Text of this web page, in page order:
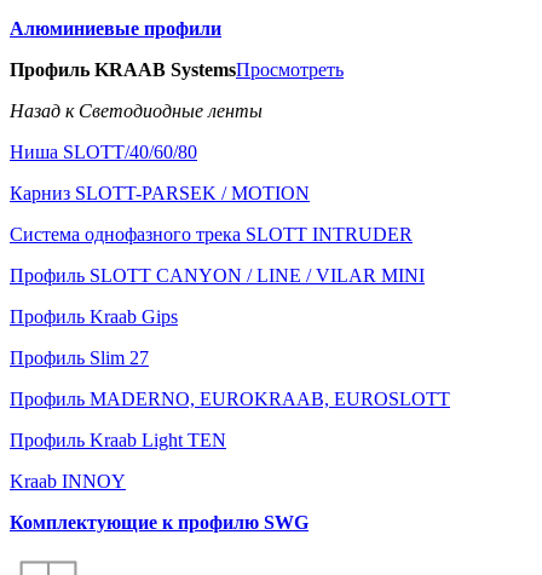
Алюминиевые профили
Профиль KRAAB SystemsПросмотреть
Назад к Светодиодные ленты
Ниша SLOTT/40/60/80
Карниз SLOTT-PARSEK / MOTION
Система однофазного трека SLOTT INTRUDER
Профиль SLOTT CANYON / LINE / VILAR MINI
Профиль Kraab Gips
Профиль Slim 27
Профиль MADERNO, EUROKRAAB, EUROSLOTT
Профиль Kraab Light TEN
Kraab INNOY
Комплектующие к профилю SWG